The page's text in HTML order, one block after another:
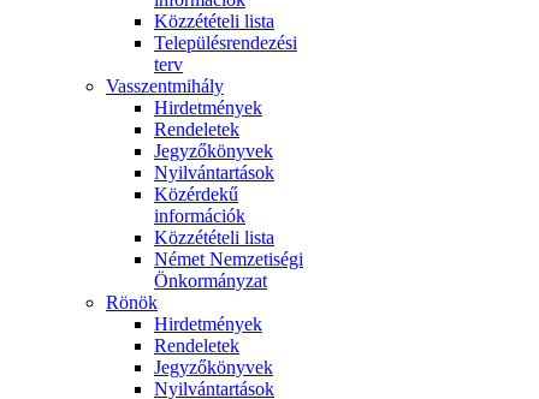
Közzétételi lista
Településrendezési
terv
Vasszentmihály
Hirdetmények
Rendeletek
Jegyzőkönyvek
Nyilvántartások
Közérdekű
információk
Közzétételi lista
Német Nemzetiségi
Önkormányzat
Rönök
Hirdetmények
Rendeletek
Jegyzőkönyvek
Nyilvántartások